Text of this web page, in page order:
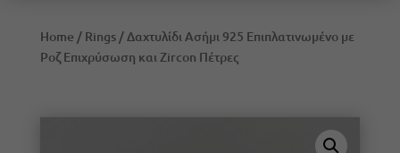
Home / Rings/ Δαχτυλίδι Ασήμι 925 Επιπλατινωμένο με
Ροζ Επιχρύσωση και Zircon Πέτρες